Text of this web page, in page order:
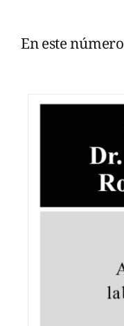
En este número